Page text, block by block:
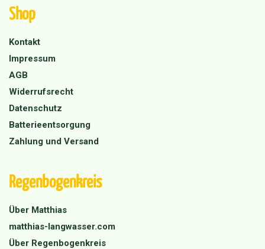
Shop
Kontakt
Impressum
AGB
Widerrufsrecht
Datenschutz
Batterieentsorgung
Zahlung und Versand
Regenbogenkreis
Über Matthias
matthias-langwasser.com
Über Regenbogenkreis